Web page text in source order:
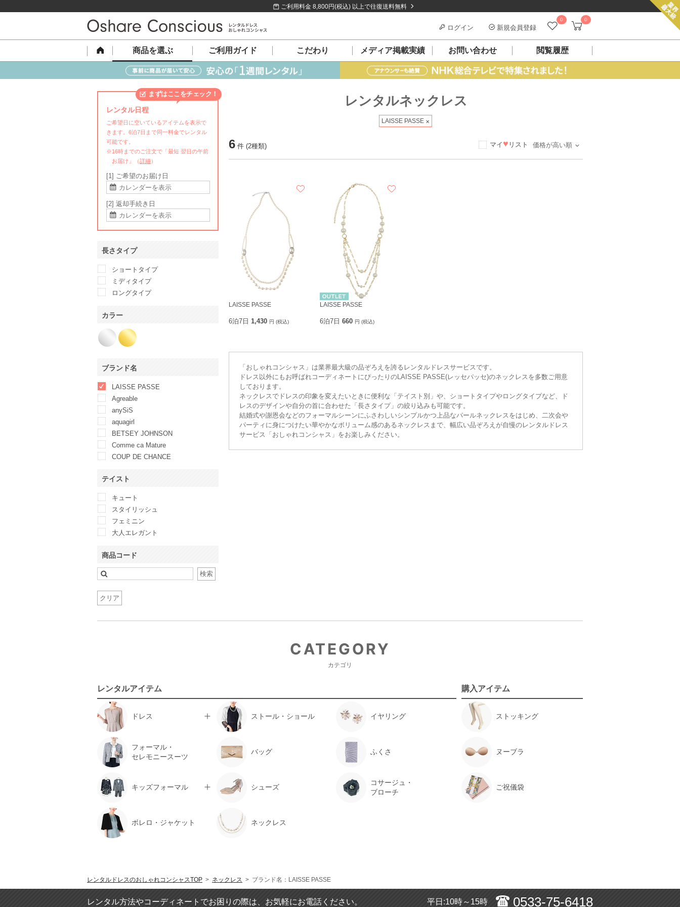
ご利用料金 8,800円(税込) 以上で往復送料無料
0 0
ログイン 新規会員登録
商品を選ぶ ご利用ガイド こだわり メディア掲載実績 お問い合わせ 閲覧履歴
レンタルネックレス
LAISSE PASSE
6 件 (2種類) マイ ♥ リスト 価格が高い順
LAISSE PASSE
6泊7日 1,430 円 (税込)
LAISSE PASSE
6泊7日 660 円 (税込)
「おしゃれコンシャス」は業界最大級の品ぞろえを誇るレンタルドレスサービスです。
ドレス以外にもお呼ばれコーディネートにぴったりのLAISSE PASSE(レッセパッセ)のネックレスを多数ご用意
しております。
ネックレスでドレスの印象を変えたいときに便利な「テイスト別」や、ショートタイプやロングタイプなど、ド
レスのデザインや自分の首に合わせた「長さタイプ」の絞り込みも可能です。
結婚式や謝恩会などのフォーマルシーンにふさわしいシンプルかつ上品なパールネックレスをはじめ、二次会や
パーティに身につけたい華やかなボリューム感のあるネックレスまで、幅広い品ぞろえが自慢のレンタルドレス
サービス「おしゃれコンシャス」をお楽しみください。
まずはここをチェック！
レンタル日程
ご希望日に空いているアイテムを表示で
きます。6泊7日まで同一料金でレンタル
可能です。
※16時までのご注文で「最短 翌日の午前
お届け」（詳細 ）
[1] ご希望のお届け日
[2] 返却手続き日
長さタイプ
ショートタイプ
ミディタイプ
ロングタイプ
カラー
ブランド名
LAISSE PASSE
Agreable
anySiS
aquagirl
BETSEY JOHNSON
Comme ca Mature
COUP DE CHANCE
DE TER NL
et.UNiVER
Fossil
Hermoso luxe
ketty
mebelle muse
Selected
SOUP
STRAWBERRY-FIELDS
SunaUna
TOKYO SOIR
UNTITLED
URBAN RESEARCH
22 OCTOBRE
23区
自由区
テイスト
キュート
スタイリッシュ
フェミニン
大人エレガント
商品コード
検索
クリア
CATEGORY
カテゴリ
レンタルアイテム
ドレス ストール・ショール イヤリング
フォーマル・
セレモニースーツ
バッグ ふくさ
キッズフォーマル シューズ
コサージュ・
ブローチ
ボレロ・ジャケット ネックレス
購入アイテム
ストッキング
ヌーブラ
ご祝儀袋
レンタルドレスのおしゃれコンシャスTOP > ネックレス > ブランド名：LAISSE PASSE
レンタル方法やコーディネートでお困りの際は、お気軽にお電話ください。 平日:10時～15時 0533-75-6418